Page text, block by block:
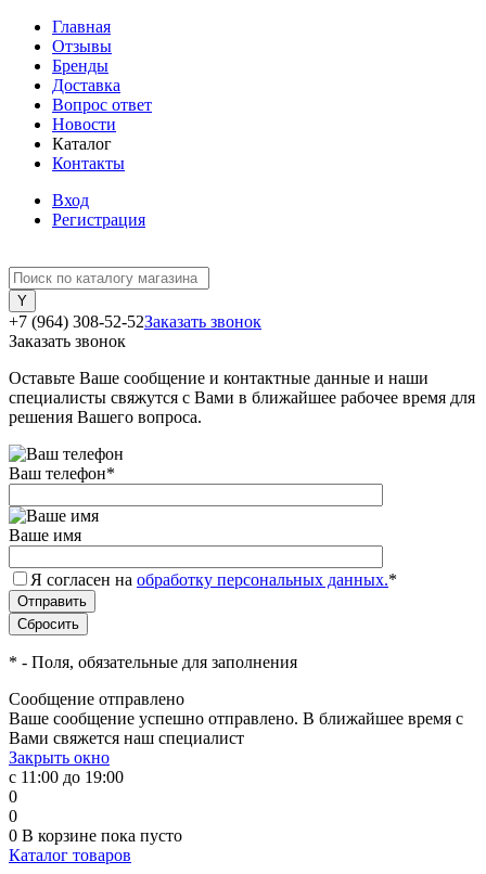
Главная
Отзывы
Бренды
Доставка
Вопрос ответ
Новости
Каталог
Контакты
Вход
Регистрация
+7 (964) 308-52-52Заказать звонок
Заказать звонок
Оставьте Ваше сообщение и контактные данные и наши
специалисты свяжутся с Вами в ближайшее рабочее время для
решения Вашего вопроса.
Ваш телефон*
Ваше имя
Я согласен на обработку персональных данных.*
* - Поля, обязательные для заполнения
Сообщение отправлено
Ваше сообщение успешно отправлено. В ближайшее время с
Вами свяжется наш специалист
Закрыть окно
с 11:00 до 19:00
0
0
0 В корзине пока пусто
Каталог товаров